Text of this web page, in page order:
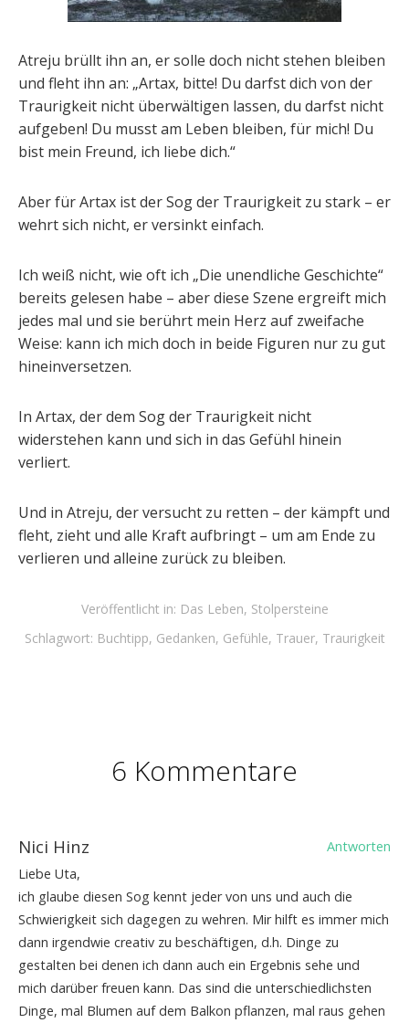
Atreju brüllt ihn an, er solle doch nicht stehen bleiben
und fleht ihn an: „Artax, bitte! Du darfst dich von der
Traurigkeit nicht überwältigen lassen, du darfst nicht
aufgeben! Du musst am Leben bleiben, für mich! Du
bist mein Freund, ich liebe dich.“
Aber für Artax ist der Sog der Traurigkeit zu stark – er
wehrt sich nicht, er versinkt einfach.
Ich weiß nicht, wie oft ich „Die unendliche Geschichte“
bereits gelesen habe – aber diese Szene ergreift mich
jedes mal und sie berührt mein Herz auf zweifache
Weise: kann ich mich doch in beide Figuren nur zu gut
hineinversetzen.
In Artax, der dem Sog der Traurigkeit nicht
widerstehen kann und sich in das Gefühl hinein
verliert.
Und in Atreju, der versucht zu retten – der kämpft und
fleht, zieht und alle Kraft aufbringt – um am Ende zu
verlieren und alleine zurück zu bleiben.
Veröffentlicht in: Das Leben, Stolpersteine
Schlagwort: Buchtipp, Gedanken, Gefühle, Trauer, Traurigkeit
6 Kommentare
Nici Hinz
Antworten
Liebe Uta,
ich glaube diesen Sog kennt jeder von uns und auch die
Schwierigkeit sich dagegen zu wehren. Mir hilft es immer mich
dann irgendwie creativ zu beschäftigen, d.h. Dinge zu
gestalten bei denen ich dann auch ein Ergebnis sehe und
mich darüber freuen kann. Das sind die unterschiedlichsten
Dinge, mal Blumen auf dem Balkon pflanzen, mal raus gehen